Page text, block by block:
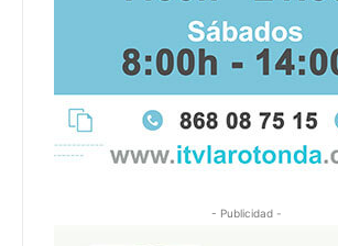
- Publicidad -